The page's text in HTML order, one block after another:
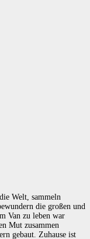
Welt, sammeln
die großen und
Van zu leben war
Mut zusammen
gebaut. Zuhause ist